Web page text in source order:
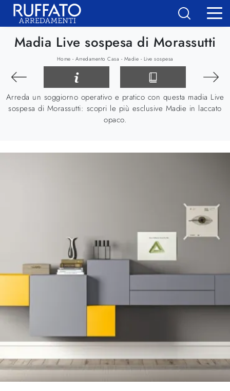
Madia Live sospesa di Morassutti
Home - Arredamento Casa - Madie - Live sospesa
Arreda un soggiorno operativo e pratico con questa madia Live
sospesa di Morassutti: scopri le più esclusive Madie in laccato
opaco.